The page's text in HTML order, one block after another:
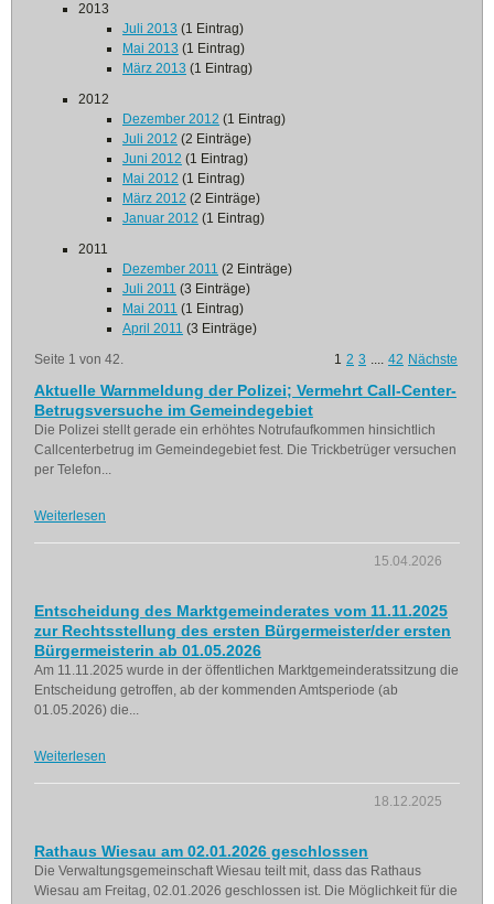
2013
Juli 2013 (1 Eintrag)
Mai 2013 (1 Eintrag)
März 2013 (1 Eintrag)
2012
Dezember 2012 (1 Eintrag)
Juli 2012 (2 Einträge)
Juni 2012 (1 Eintrag)
Mai 2012 (1 Eintrag)
März 2012 (2 Einträge)
Januar 2012 (1 Eintrag)
2011
Dezember 2011 (2 Einträge)
Juli 2011 (3 Einträge)
Mai 2011 (1 Eintrag)
April 2011 (3 Einträge)
Seite 1 von 42.
1 2 3 .... 42 Nächste
Aktuelle Warnmeldung der Polizei; Vermehrt Call-Center-
Betrugsversuche im Gemeindegebiet
Die Polizei stellt gerade ein erhöhtes Notrufaufkommen hinsichtlich
Callcenterbetrug im Gemeindegebiet fest. Die Trickbetrüger versuchen
per Telefon...
Weiterlesen
15.04.2026
Entscheidung des Marktgemeinderates vom 11.11.2025
zur Rechtsstellung des ersten Bürgermeister/der ersten
Bürgermeisterin ab 01.05.2026
Am 11.11.2025 wurde in der öffentlichen Marktgemeinderatssitzung die
Entscheidung getroffen, ab der kommenden Amtsperiode (ab
01.05.2026) die...
Weiterlesen
18.12.2025
Rathaus Wiesau am 02.01.2026 geschlossen
Die Verwaltungsgemeinschaft Wiesau teilt mit, dass das Rathaus
Wiesau am Freitag, 02.01.2026 geschlossen ist. Die Möglichkeit für die